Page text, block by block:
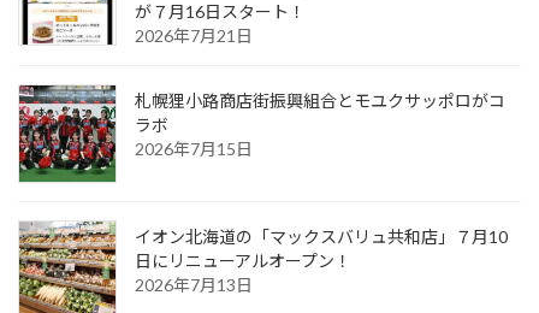
が７月16日スタート！
2026年7月21日
札幌狸小路商店街振興組合とモユクサッポロがコ
ラボ
2026年7月15日
イオン北海道の「マックスバリュ共和店」７月10
日にリニューアルオープン！
2026年7月13日